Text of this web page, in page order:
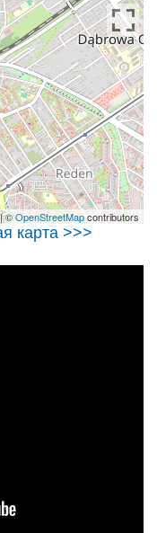
©OpenStreetMapcontributors
карта >>>